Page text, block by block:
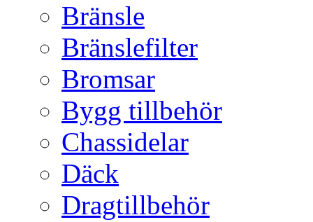
Bränsle
Bränslefilter
Bromsar
Bygg tillbehör
Chassidelar
Däck
Dragtillbehör